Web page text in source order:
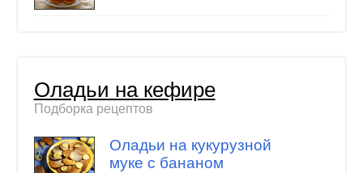
Оладьи на кефире
Подборка рецептов
Оладьи на кукурузной
муке с бананом